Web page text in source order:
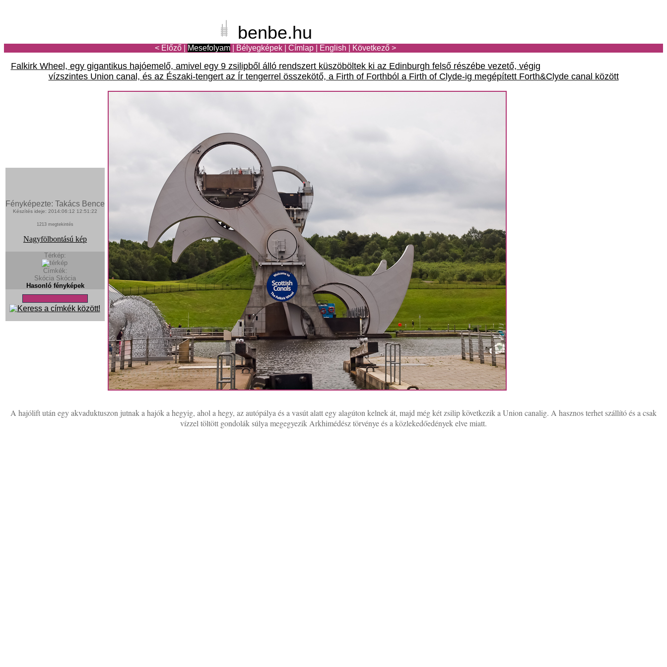
benbe.hu
< Előző Mesefolyam Bélyegképek Címlap English Következő >
Falkirk Wheel, egy gigantikus hajóemelő, amivel egy 9 zsilipből álló rendszert küszöböltek ki az Edinburgh felső részébe vezető, végig
vízszintes Union canal, és az Északi-tengert az Ír tengerrel összekötő, a Firth of Forthból a Firth of Clyde-ig megépített Forth&Clyde canal között
Fényképezte: Takács Bence
Készítés ideje: 2014:06:12 12:51:22
1213 megtekintés
Nagyfölbontású kép
Térkép:
Címkék:
Skócia Skócia
Hasonló fényképek
A hajólift után egy akvaduktuszon jutnak a hajók a hegyig, ahol a hegy, az autópálya és a vasút alatt egy alagúton kelnek át, majd még két zsilip következik a Union canalig. A hasznos terhet szállító és a csak
vízzel töltött gondolák súlya megegyezik Arkhimédész törvénye és a közlekedőedények elve miatt.